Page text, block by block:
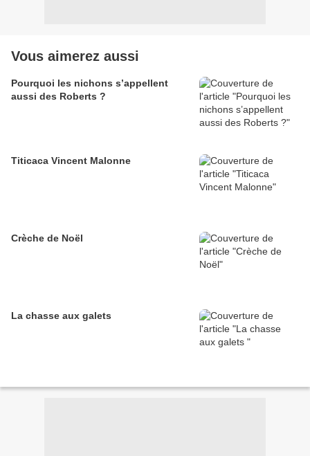
Vous aimerez aussi
Pourquoi les nichons s’appellent
aussi des Roberts ?
Titicaca Vincent Malonne
Crèche de Noël
La chasse aux galets